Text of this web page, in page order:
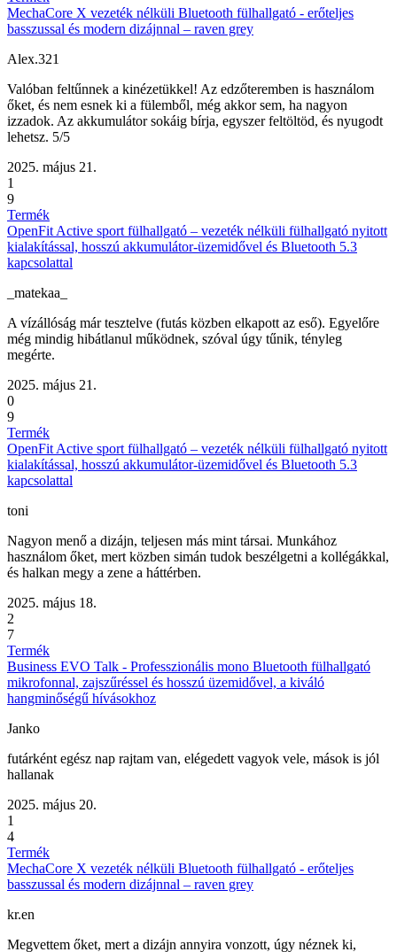
MechaCore X vezeték nélküli Bluetooth fülhallgató - erőteljes
basszussal és modern dizájnnal – raven grey
Alex.321
Valóban feltűnnek a kinézetükkel! Az edzőteremben is használom
őket, és nem esnek ki a fülemből, még akkor sem, ha nagyon
izzadok. Az akkumulátor sokáig bírja, egyszer feltöltöd, és nyugodt
lehetsz. 5/5
2025. május 21.
1
9
Termék
OpenFit Active sport fülhallgató – vezeték nélküli fülhallgató nyitott
kialakítással, hosszú akkumulátor-üzemidővel és Bluetooth 5.3
kapcsolattal
_matekaa_
A vízállóság már tesztelve (futás közben elkapott az eső). Egyelőre
még mindig hibátlanul működnek, szóval úgy tűnik, tényleg
megérte.
2025. május 21.
0
9
Termék
OpenFit Active sport fülhallgató – vezeték nélküli fülhallgató nyitott
kialakítással, hosszú akkumulátor-üzemidővel és Bluetooth 5.3
kapcsolattal
toni
Nagyon menő a dizájn, teljesen más mint társai. Munkához
használom őket, mert közben simán tudok beszélgetni a kollégákkal,
és halkan megy a zene a háttérben.
2025. május 18.
2
7
Termék
Business EVO Talk - Professzionális mono Bluetooth fülhallgató
mikrofonnal, zajszűréssel és hosszú üzemidővel, a kiváló
hangminőségű hívásokhoz
Janko
futárként egész nap rajtam van, elégedett vagyok vele, mások is jól
hallanak
2025. május 20.
1
4
Termék
MechaCore X vezeték nélküli Bluetooth fülhallgató - erőteljes
basszussal és modern dizájnnal – raven grey
kr.en
Megvettem őket, mert a dizájn annyira vonzott, úgy néznek ki,